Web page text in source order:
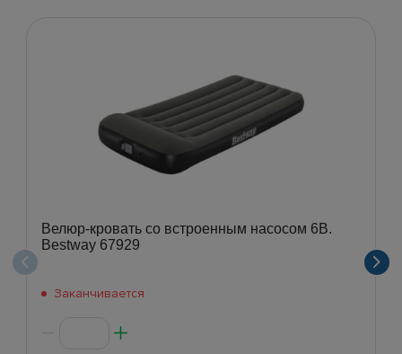
Велюр-кровать со встроенным насосом 6В.
Bestway 67929
Заканчивается